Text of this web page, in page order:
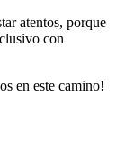
atentos, porque
con
en este camino!